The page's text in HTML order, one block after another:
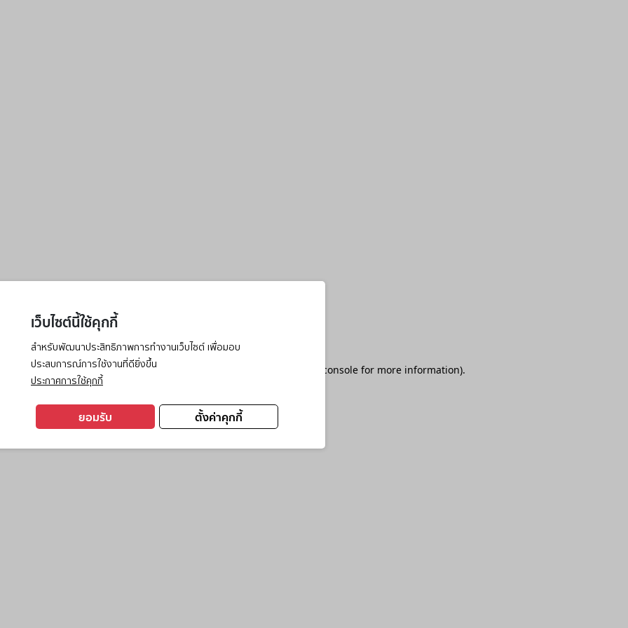
เว็บไซต์นี้ใช้คุกกี้
สำหรับพัฒนาประสิทธิภาพการทำงานเว็บไซต์ เพื่อมอบ
ประสบการณ์การใช้งานที่ดียิ่งขึ้น
ประกาศการใช้คุกกี้
ตั้งค่าคุกกี้
ยอมรับ
has occurred while loading browser console for more information).